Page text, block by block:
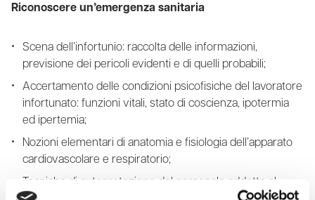
Riconoscere un’emergenza sanitaria
Scena dell’infortunio: raccolta delle informazioni,
previsione dei pericoli evidenti e di quelli probabili;
Accertamento delle condizioni psicofisiche del lavoratore
infortunato: funzioni vitali, stato di coscienza, ipotermia
ed ipertemia;
Nozioni elementari di anatomia e fisiologia dell’apparato
cardiovascolare e respiratorio;
Tecniche di autoprotezione del personale addetto al